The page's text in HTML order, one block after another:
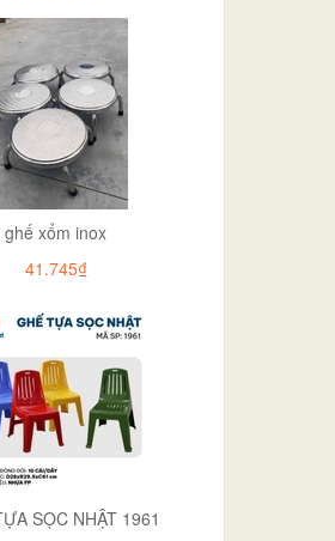
ghế xổm inox
41.745₫
SỌC NHẬT 1961